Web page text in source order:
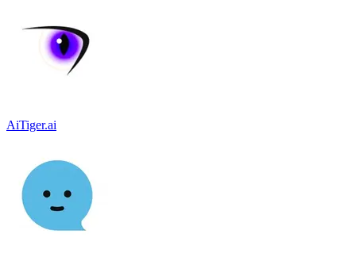
AiTiger.ai